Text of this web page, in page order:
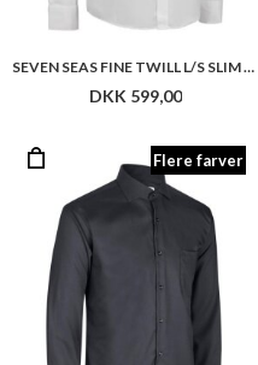
SEVEN SEAS FINE TWILL L/S SLIM FIT
DKK 599,00
Flere farver